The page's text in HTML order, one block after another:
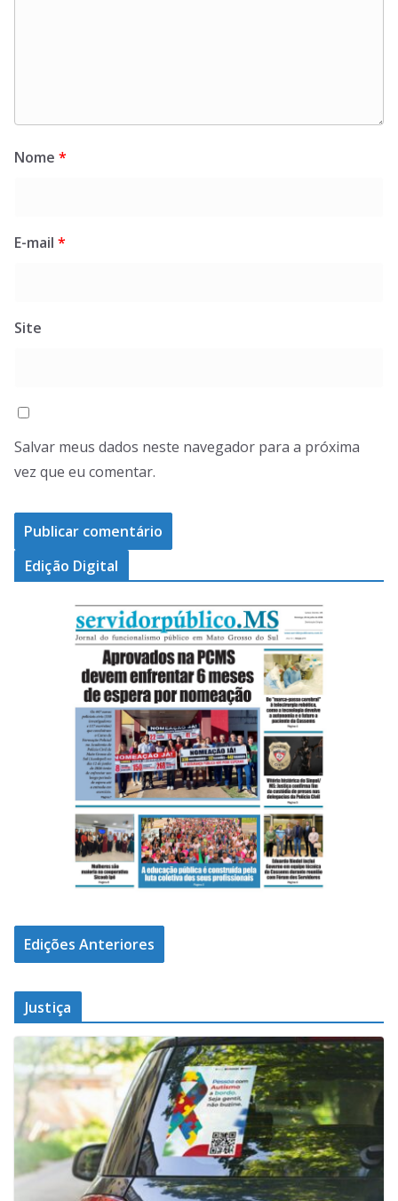
Nome *
E-mail *
Site
Salvar meus dados neste navegador para a próxima
vez que eu comentar.
Edição Digital
Edições Anteriores
Justiça